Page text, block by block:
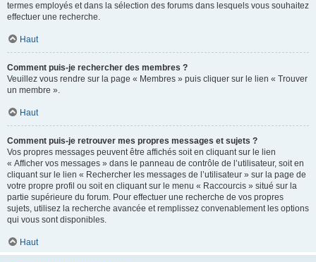
termes employés et dans la sélection des forums dans lesquels vous souhaitez
effectuer une recherche.
Haut
Comment puis-je rechercher des membres ?
Veuillez vous rendre sur la page « Membres » puis cliquer sur le lien « Trouver
un membre ».
Haut
Comment puis-je retrouver mes propres messages et sujets ?
Vos propres messages peuvent être affichés soit en cliquant sur le lien
« Afficher vos messages » dans le panneau de contrôle de l’utilisateur, soit en
cliquant sur le lien « Rechercher les messages de l’utilisateur » sur la page de
votre propre profil ou soit en cliquant sur le menu « Raccourcis » situé sur la
partie supérieure du forum. Pour effectuer une recherche de vos propres
sujets, utilisez la recherche avancée et remplissez convenablement les options
qui vous sont disponibles.
Haut